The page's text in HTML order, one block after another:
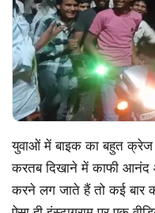
युवाओं में बाइक का बहुत क्रेज
करतब दिखाने में काफी
करने लग जाते हैं तो कई बार